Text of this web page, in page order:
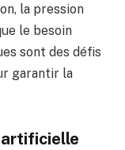
la pression
le besoin
sont des défis
garantir la
artificielle